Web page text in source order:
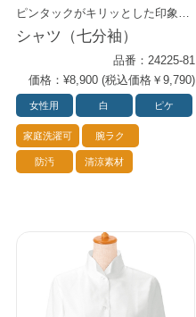
シャツ（七分袖）
品番：24225-81
価格：¥8,900 (税込価格￥9,790)
女性用 白 ピケ
家庭洗濯可 腕ラク
防汚 清涼素材